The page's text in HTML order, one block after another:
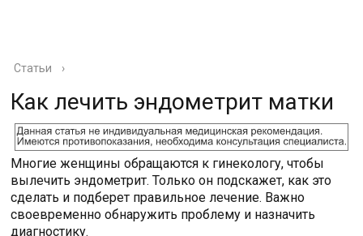
Статьи ›
Как лечить эндометрит матки
Многие женщины обращаются к гинекологу, чтобы
вылечить эндометрит. Только он подскажет, как это
сделать и подберет правильное лечение. Важно
своевременно обнаружить проблему и назначить
диагностику.